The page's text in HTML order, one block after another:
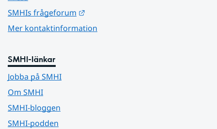
SMHIs frågeforum
Mer kontaktinformation
SMHI-länkar
Jobba på SMHI
Om SMHI
SMHI-bloggen
SMHI-podden